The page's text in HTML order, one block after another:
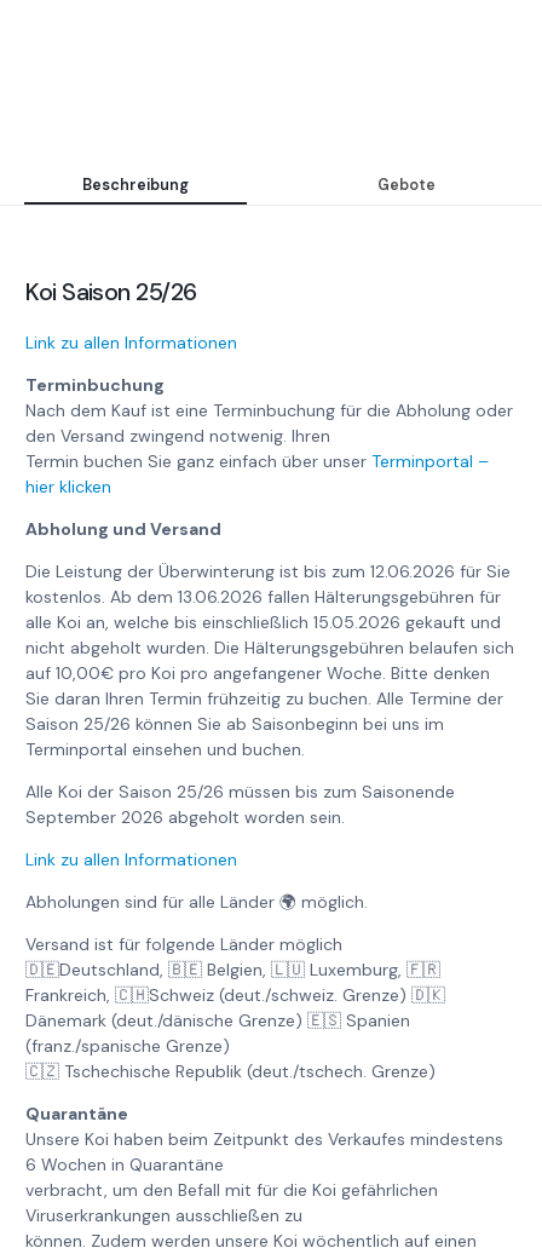
Beschreibung Gebote
Koi Saison 25/26
Link zu allen Informationen
Terminbuchung
Nach dem Kauf ist eine Terminbuchung für die Abholung oder
den Versand zwingend notwenig. Ihren
Termin buchen Sie ganz einfach über unserTerminportal –
hier klicken
Abholung und Versand
Die Leistung der Überwinterung ist bis zum 12.06.2026 für Sie
kostenlos. Ab dem 13.06.2026 fallen Hälterungsgebühren für
alle Koi an, welche bis einschließlich 15.05.2026 gekauft und
nicht abgeholt wurden. Die Hälterungsgebühren belaufen sich
auf 10,00€ pro Koi pro angefangener Woche. Bitte denken
Sie daran Ihren Termin frühzeitig zu buchen. Alle Termine der
Saison 25/26 können Sie ab Saisonbeginn bei uns im
Terminportal einsehen und buchen.
Alle Koi der Saison 25/26 müssen bis zum Saisonende
September 2026 abgeholt worden sein.
Link zu allen Informationen
Abholungen sind für alle Länder 🌍 möglich.
Versand ist für folgende Länder möglich
🇩🇪Deutschland, 🇧🇪 Belgien, 🇱🇺 Luxemburg, 🇫🇷
Frankreich, 🇨🇭Schweiz (deut./schweiz. Grenze) 🇩🇰
Dänemark (deut./dänische Grenze) 🇪🇸 Spanien
(franz./spanische Grenze)
🇨🇿 Tschechische Republik (deut./tschech. Grenze)
Quarantäne
Unsere Koi haben beim Zeitpunkt des Verkaufes mindestens
6 Wochen in Quarantäne
verbracht, um den Befall mit für die Koi gefährlichen
Viruserkrankungen ausschließen zu
können. Zudem werden unsere Koi wöchentlich auf einen